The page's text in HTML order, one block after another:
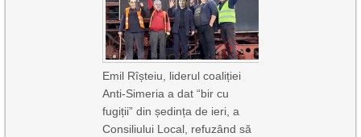
Emil Rîșteiu, liderul coaliției
Anti-Simeria a dat “bir cu
fugiții” din ședința de ieri, a
Consiliului Local, refuzând să